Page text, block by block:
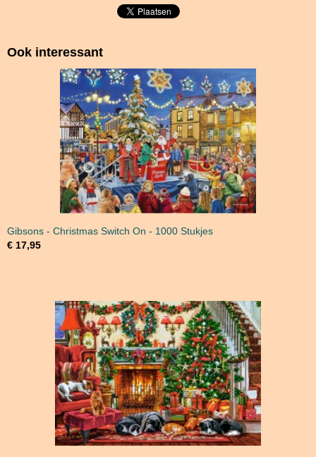
Ook interessant
Gibsons - Christmas Switch On - 1000 Stukjes
€ 17,95